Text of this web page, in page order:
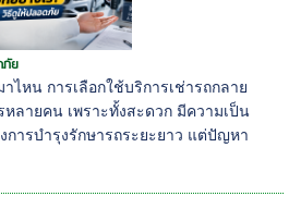
ภัย
ไหน การเลือกใช้บริการเช่ารถกลาย
หลายคน เพราะทั้งสะดวก มีความเป็น
การบำรุงรักษารถระยะยาว แต่ปัญหา